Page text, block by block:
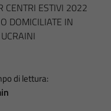
CENTRI ESTIVI 2022
DOMICILIATE IN
di lettura: